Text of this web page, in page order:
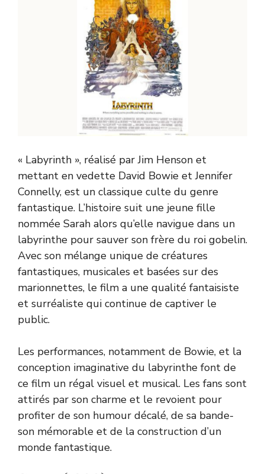
« Labyrinth », réalisé par Jim Henson et
mettant en vedette David Bowie et Jennifer
Connelly, est un classique culte du genre
fantastique. L’histoire suit une jeune fille
nommée Sarah alors qu’elle navigue dans un
labyrinthe pour sauver son frère du roi gobelin.
Avec son mélange unique de créatures
fantastiques, musicales et basées sur des
marionnettes, le film a une qualité fantaisiste
et surréaliste qui continue de captiver le
public.
Les performances, notamment de Bowie, et la
conception imaginative du labyrinthe font de
ce film un régal visuel et musical. Les fans sont
attirés par son charme et le revoient pour
profiter de son humour décalé, de sa bande-
son mémorable et de la construction d’un
monde fantastique.